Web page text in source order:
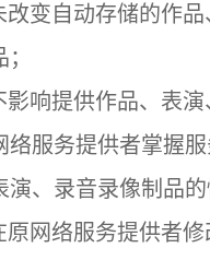
变自动存储的作品
响提供作品、表演
络服务提供者掌握
、录音录像制品的
网络服务提供者修